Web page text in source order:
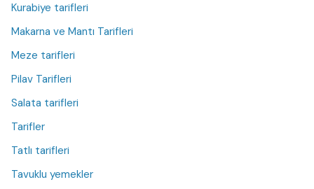
Kurabiye tarifleri
Makarna ve Mantı Tarifleri
Meze tarifleri
Pilav Tarifleri
Salata tarifleri
Tarifler
Tatlı tarifleri
Tavuklu yemekler